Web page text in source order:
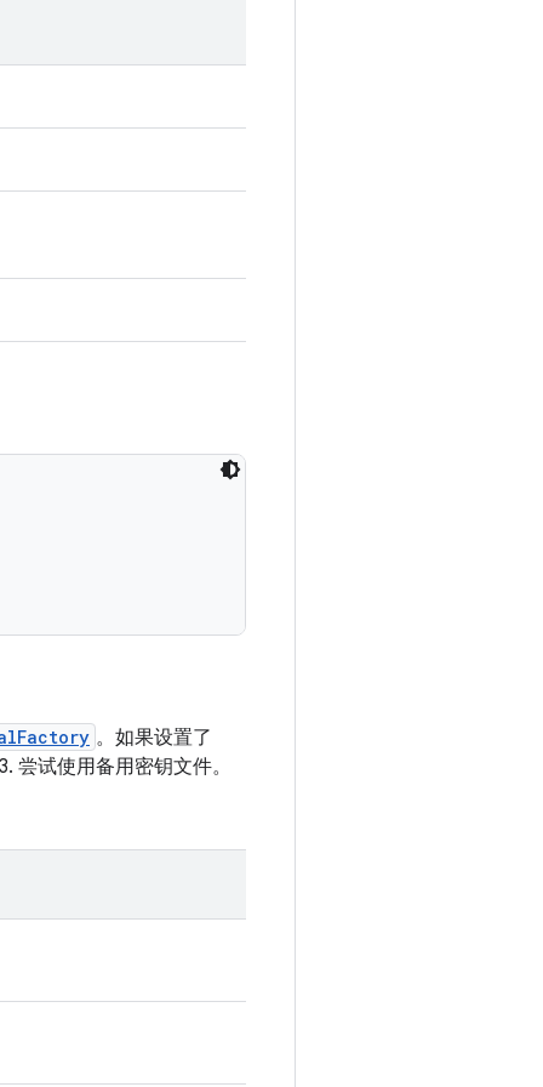
。如果设置了
尝试使用备用密钥文件。